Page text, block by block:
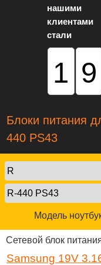
нашими
клиентами
стали
Блоки питания
440 PS43
Модель
Сетевой блок
Samsung 19V